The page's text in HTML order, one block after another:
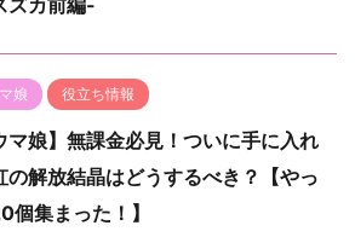
ズカ前編-
娘 役立ち情報
マ娘】無課金必見！ついに手に入れ
の解放結晶はどうするべき？【やっ
個集まった！】